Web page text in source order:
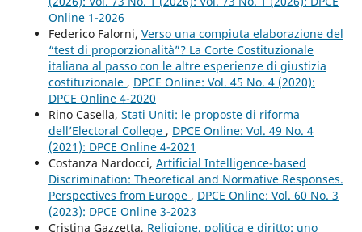
Online 1-2026
Federico Falorni, Verso una compiuta elaborazione del
“test di proporzionalità”? La Corte Costituzionale
italiana al passo con le altre esperienze di giustizia
costituzionale , DPCE Online: Vol. 45 No. 4 (2020):
DPCE Online 4-2020
Rino Casella, Stati Uniti: le proposte di riforma
dell’Electoral College , DPCE Online: Vol. 49 No. 4
(2021): DPCE Online 4-2021
Costanza Nardocci, Artificial Intelligence-based
Discrimination: Theoretical and Normative Responses.
Perspectives from Europe , DPCE Online: Vol. 60 No. 3
(2023): DPCE Online 3-2023
Cristina Gazzetta, Religione, politica e diritto: uno